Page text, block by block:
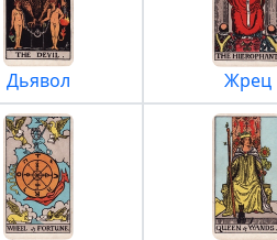
Дьявол Жрец